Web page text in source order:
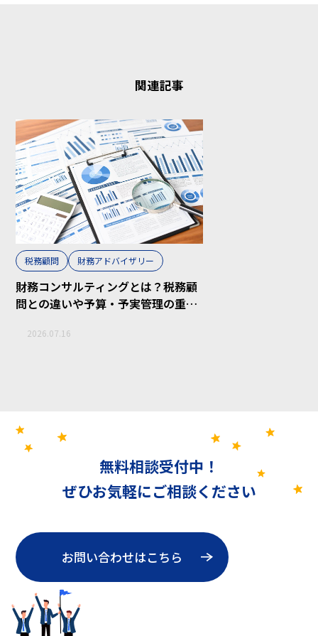
関連記事
税務顧問 財務アドバイザリー
財務コンサルティングとは？税務顧
問との違いや予算・予実管理の重要
2026.07.16
無料相談受付中！
ぜひお気軽にご相談ください
お問い合わせはこちら